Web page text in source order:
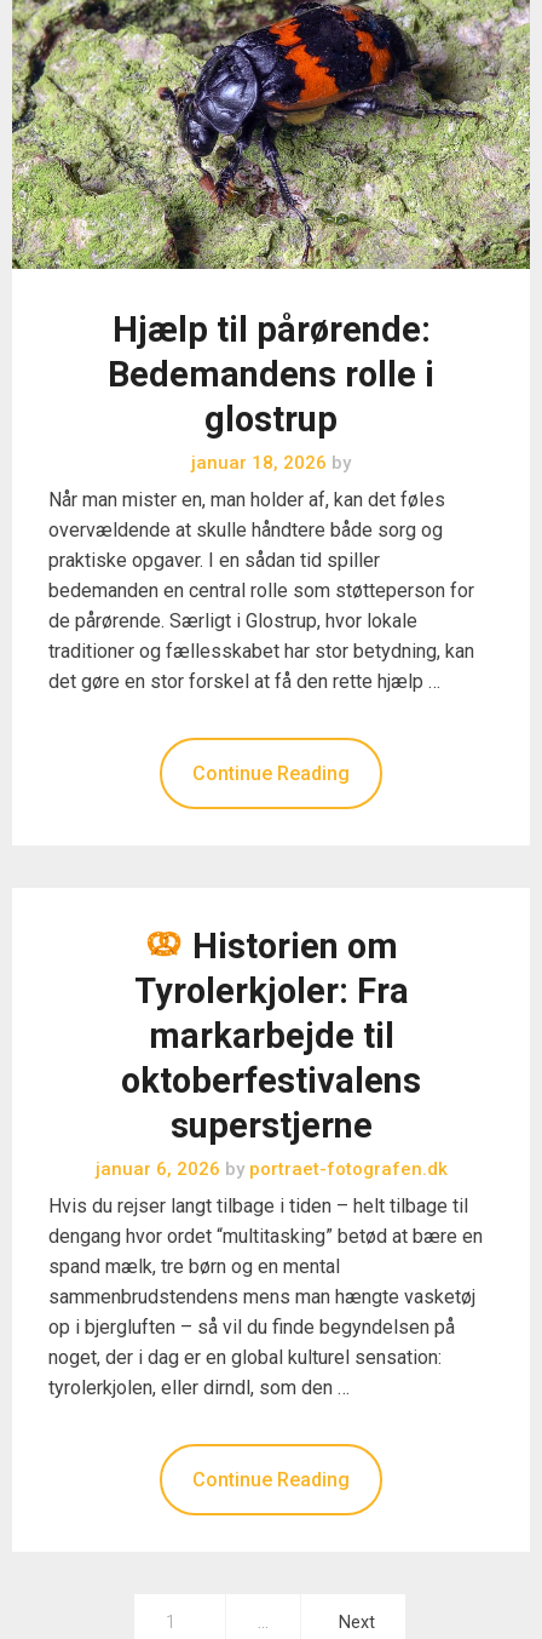
Hjælp til pårørende:
Bedemandens rolle i
glostrup
januar 18, 2026 by
Når man mister en, man holder af, kan det føles
overvældende at skulle håndtere både sorg og
praktiske opgaver. I en sådan tid spiller
bedemanden en central rolle som støtteperson for
de pårørende. Særligt i Glostrup, hvor lokale
traditioner og fællesskabet har stor betydning, kan
det gøre en stor forskel at få den rette hjælp …
Continue Reading
Historien om
Tyrolerkjoler: Fra
markarbejde til
oktoberfestivalens
superstjerne
januar 6, 2026 byportraet-fotografen.dk
Hvis du rejser langt tilbage i tiden – helt tilbage til
dengang hvor ordet “multitasking” betød at bære en
spand mælk, tre børn og en mental
sammenbrudstendens mens man hængte vasketøj
op i bjergluften – så vil du finde begyndelsen på
noget, der i dag er en global kulturel sensation:
tyrolerkjolen, eller dirndl, som den …
Continue Reading
Indlægsinddeling
1 … Next